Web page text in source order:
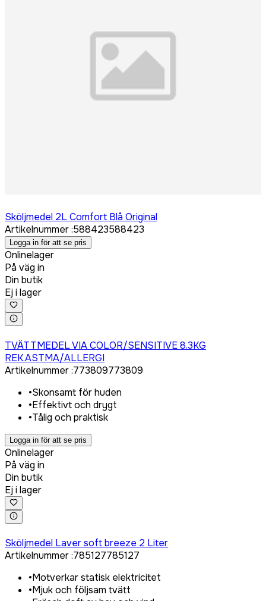
Sköljmedel 2L Comfort Blå Original
Artikelnummer:588423588423
Logga in för att se pris
Onlinelager
På väg in
Din butik
Ej i lager
TVÄTTMEDEL VIA COLOR/SENSITIVE 8.3KG
REK.ASTMA/ALLERGI
Artikelnummer:773809773809
•Skonsamt för huden
•Effektivt och drygt
•Tålig och praktisk
Logga in för att se pris
Onlinelager
På väg in
Din butik
Ej i lager
Sköljmedel Laver soft breeze 2 Liter
Artikelnummer:785127785127
•Motverkar statisk elektricitet
•Mjuk och följsam tvätt